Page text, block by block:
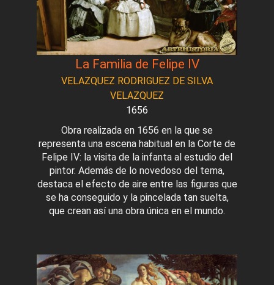
La Familia de Felipe IV
VELAZQUEZ RODRIGUEZ DE SILVA
VELAZQUEZ
1656
Obra realizada en 1656 en la que se
representa una escena habitual en la Corte de
Felipe IV: la visita de la infanta al estudio del
pintor. Además de lo novedoso del tema,
destaca el efecto de aire entre las figuras que
se ha conseguido y la pincelada tan suelta,
que crean así una obra única en el mundo.